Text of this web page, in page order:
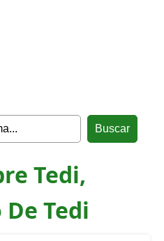
Tedi,
Tedi